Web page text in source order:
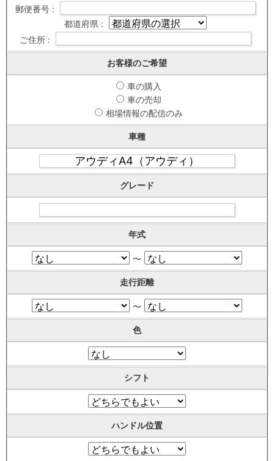
郵便番号 :
都道府県 :
ご住所 :
お客様のご希望
車の購入
車の売却
相場情報の配信のみ
車種
グレード
年式
〜
走行距離
〜
色
シフト
ハンドル位置